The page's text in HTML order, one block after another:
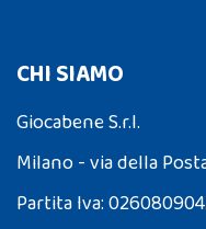
CHI SIAMO
Giocabene S.r.l.
Milano - via della
Partita Iva: